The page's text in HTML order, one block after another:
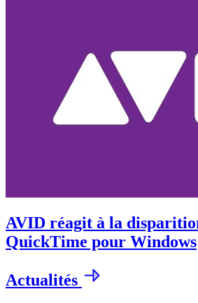
AVID réagit à la
QuickTime pour Windows
Actualités